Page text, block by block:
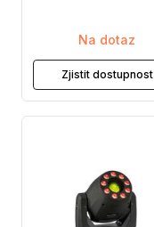
Na dotaz
Zjistit dostupnost